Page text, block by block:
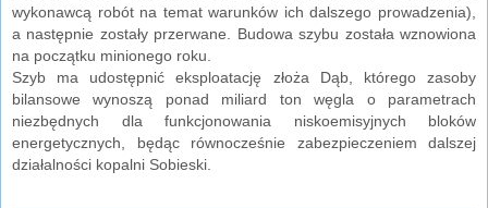
wykonawcą robót na temat warunków ich dalszego prowadzenia),
a następnie zostały przerwane. Budowa szybu została wznowiona
na początku minionego roku.
Szyb ma udostępnić eksploatację złoża Dąb, którego zasoby
bilansowe wynoszą ponad miliard ton węgla o parametrach
niezbędnych dla funkcjonowania niskoemisyjnych bloków
energetycznych, będąc równocześnie zabezpieczeniem dalszej
działalności kopalni Sobieski.